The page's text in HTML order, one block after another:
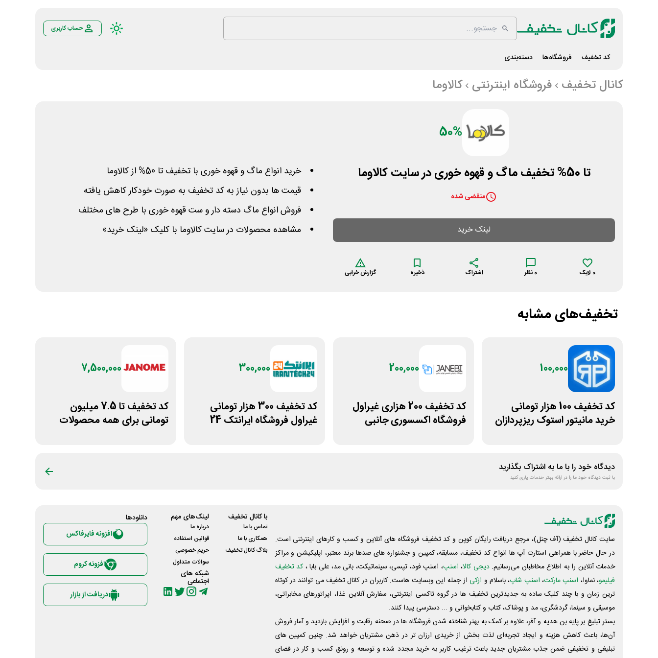
حساب کاربری
کد تخفیف فروشگاه‌ها دسته‌بندی
کانال تخفیف فروشگاه اینترنتی کالاوما
50%
تا 50% تخفیف ماگ و قهوه خوری در سایت کالاوما
منقضی شده
لینک خرید
0 لایک 0 نظر اشتراک ذخیره گزارش خرابی
خرید انواع ماگ و قهوه خوری با تخفیف تا 50% از کالاوما
قیمت ها بدون نیاز به کد تخفیف به صورت خودکار کاهش یافته
فروش انواع ماگ دسته دار و ست قهوه خوری با طرح های مختلف
مشاهده محصولات در سایت کالاوما با کلیک «لینک خرید»
تخفیف‌های مشابه
100,000
کد تخفیف 100 هزار تومانی
خرید مانیتور استوک ریزپردازان
200,000
کد تخفیف 200 هزاری غیراول
فروشگاه اکسسوری جانبی
300,000
کد تخفیف 300 هزار تومانی
غیراول فروشگاه ایرانتک 24
7,500,000
کد تخفیف تا 7.5 میلیون
تومانی برای همه محصولات
دیدگاه خود را با ما به اشتراک بگذارید
با ثبت دیدگاه خود ما را در ارائه بهتر خدمات یاری کنید
سایت کانال تخفیف (آف چنل)، مرجع دریافت رایگان کوپن و کد تخفیف فروشگاه های آنلاین و کسب و‌ کارهای اینترنتی است.
در حال حاضر با همراهی استارت آپ ها انواع کد تخفیف، مسابقه، کمپین و جشنواره های صدها برند معتبر، اپلیکیشن و مراکز
خدمات آنلاین را به اطلاع مخاطبان می‌رسانیم. دیجی کالا، اسنپ، اسنپ فود، تپسی، سینماتیکت، بانی مد، علی‌ بابا ، کد تخفیف
فیلیمو، نماوا، اسنپ مارکت، اسنپ شاپ، باسلام و ازکی از جمله این وبسایت ‌هاست. کاربران در کانال تخفیف می توانند در کوتاه
ترین زمان و با چند کلیک ساده به جدیدترین تخفیف ها در گروه تاکسی اینترنتی، سفارش آنلاین غذا، اپراتورهای مخابراتی،
موسیقی و سینما، گردشگری، مد و پوشاک، کتاب و کتابخوانی و ... دسترسی پیدا کنند.
بستر تبلیغ بر پایه بن هدیه و آفر، علاوه بر کمک به بهتر شناخته شدن فروشگاه ها در صحنه رقابت و افزایش بازدید و آمار فروش
آن‌ها، باعث کاهش هزینه و ایجاد تجربه‌ای لذت بخش از خریدی ارزان تر در ذهن مشتریان خواهد شد. چنین کمپین های
تبلیغی و تخفیفی ضمن جذب مشتریان جدید باعث ترغیب کاربر به خرید مجدد شده و توسعه و رونق کسب و کار در فضای
با کانال تخفیف
تماس با ما
همکاری با ما
بلاگ کانال تخفیف
لینک‌های مهم
درباره ما
قوانین استفاده
حریم خصوصی
سوالات متداول
شبکه های
اجتماعی
دانلود‌ها
افزونه فایرفاکس
افزونه کروم
دریافت از بازار